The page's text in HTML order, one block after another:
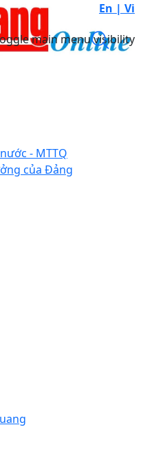
En | Vi
main menu visibility
- MTTQ
của Đảng